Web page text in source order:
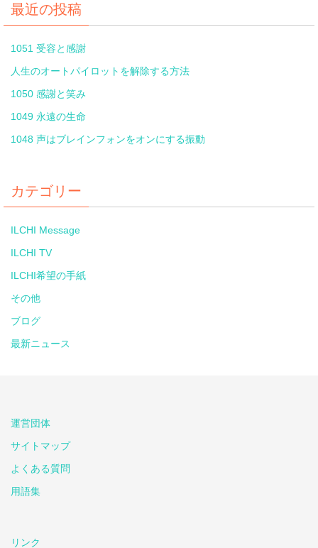
最近の投稿
1051 受容と感謝
人生のオートパイロットを解除する方法
1050 感謝と笑み
1049 永遠の生命
1048 声はブレインフォンをオンにする振動
カテゴリー
ILCHI Message
ILCHI TV
ILCHI希望の手紙
その他
ブログ
最新ニュース
運営団体
サイトマップ
よくある質問
用語集
リンク